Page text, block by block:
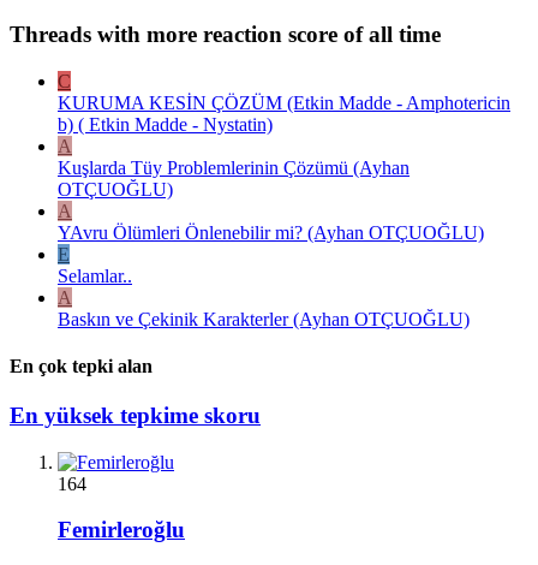
Threads with more reaction score of all time
C
KURUMA KESİN ÇÖZÜM (Etkin Madde - Amphotericin
b) ( Etkin Madde - Nystatin)
A
Kuşlarda Tüy Problemlerinin Çözümü (Ayhan
OTÇUOĞLU)
A
YAvru Ölümleri Önlenebilir mi? (Ayhan OTÇUOĞLU)
E
Selamlar..
A
Baskın ve Çekinik Karakterler (Ayhan OTÇUOĞLU)
En çok tepki alan
En yüksek tepkime skoru
164
Femirleroğlu